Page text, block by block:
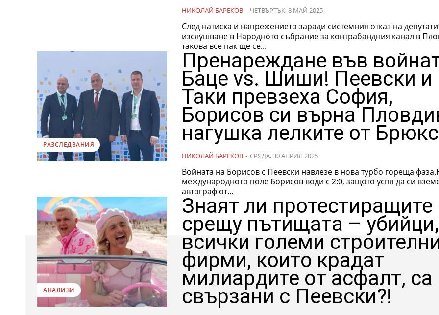
НИКОЛАЙ БАРЕКОВ - ЧЕТВЪРТЪК, 8 МАЙ 2025
След натиска и напрежението заради системния отказ на
изслушване в Народното събрание за контрабандния канал в
такова все пак ще се...
РАЗСЛЕДВАНИЯ
Пренареждане във
Баце vs. Шиши! Пеевски и
Таки превзеха София,
Борисов си върна
нагушка лелките от
НИКОЛАЙ БАРЕКОВ - СРЯДА, 30 АПРИЛ 2025
Войната на Борисов с Пеевски навлезе в нова турбо гореща
международното поле Борисов води с 2:0, защото успя да си
автограф от...
АНАЛИЗИ
Знаят ли протестиращите
срещу пътищата –
всички големи
фирми, които крадат
милиардите от асфалт, са
свързани с Пеевски?!